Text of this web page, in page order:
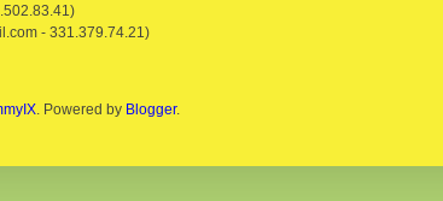
- 331.379.74.21)
. Powered by Blogger.